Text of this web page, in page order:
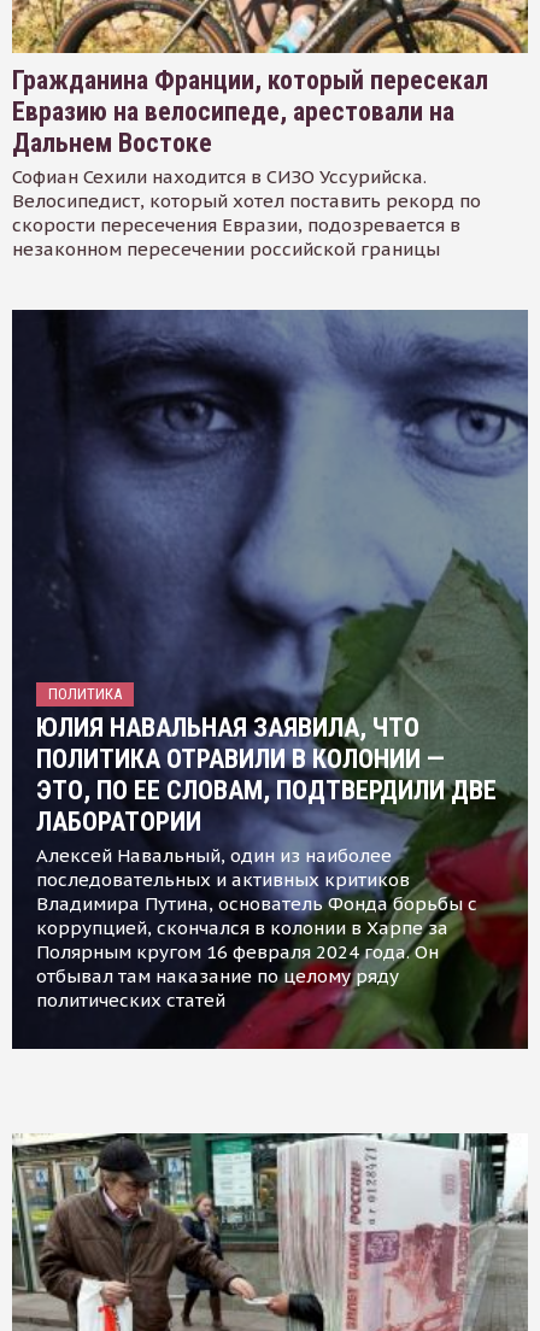
Гражданина Франции, который пересекал
Евразию на велосипеде, арестовали на
Дальнем Востоке
Софиан Сехили находится в СИЗО Уссурийска.
Велосипедист, который хотел поставить рекорд по
скорости пересечения Евразии, подозревается в
незаконном пересечении российской границы
ПОЛИТИКА
ЮЛИЯ НАВАЛЬНАЯ ЗАЯВИЛА, ЧТО
ПОЛИТИКА ОТРАВИЛИ В КОЛОНИИ —
ЭТО, ПО ЕЕ СЛОВАМ, ПОДТВЕРДИЛИ ДВЕ
ЛАБОРАТОРИИ
Алексей Навальный, один из наиболее
последовательных и активных критиков
Владимира Путина, основатель Фонда борьбы с
коррупцией, скончался в колонии в Харпе за
Полярным кругом 16 февраля 2024 года. Он
отбывал там наказание по целому ряду
политических статей